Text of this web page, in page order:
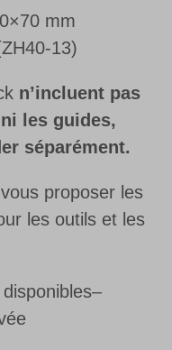
mm
13)
n’incluent pas
les guides,
séparément.
proposer les
les outils et les